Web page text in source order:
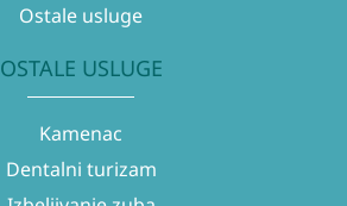
Ostale usluge
OSTALE USLUGE
Kamenac
Dentalni turizam